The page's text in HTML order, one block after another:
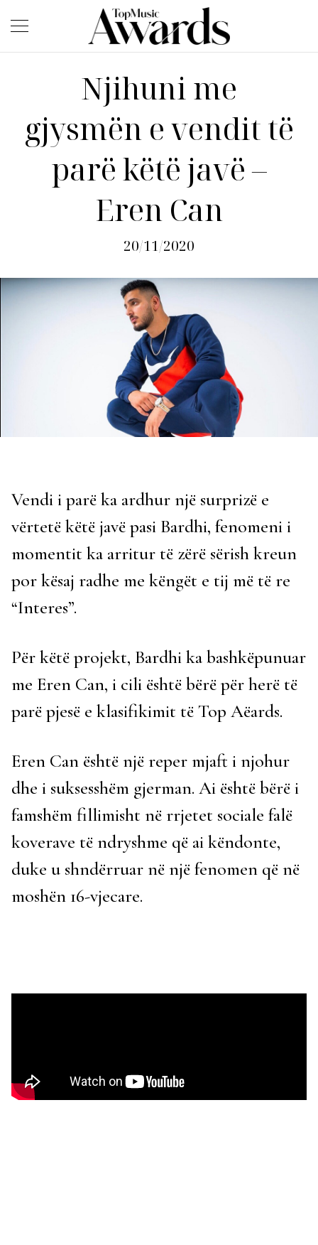
Njihuni me
gjysmën e vendit të
parë këtë javë –
Eren Can
20/11/2020
Vendi i parë ka ardhur një surprizë e
vërtetë këtë javë pasi Bardhi, fenomeni i
momentit ka arritur të zërë sërish kreun
por kësaj radhe me këngët e tij më të re
“Interes”.
Për këtë projekt, Bardhi ka bashkëpunuar
me Eren Can, i cili është bërë për herë të
parë pjesë e klasifikimit të Top Aëards.
Eren Can është një reper mjaft i njohur
dhe i suksesshëm gjerman. Ai është bërë i
famshëm fillimisht në rrjetet sociale falë
koverave të ndryshme që ai këndonte,
duke u shndërruar në një fenomen që në
moshën 16-vjecare.